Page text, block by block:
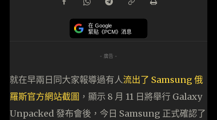
在 Google
緊貼《PCM》消息
- 廣告 -
就在早兩日同大家報導過有人流出了 Samsung 俄
羅斯官方網站截圖 ，顯示 8 月 11 日將舉行 Galaxy
Unpacked 發布會後，今日 Samsung 正式確認了